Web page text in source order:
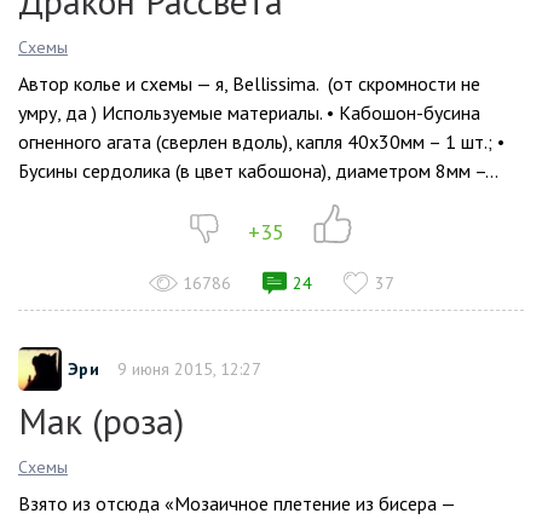
Схемы
Автор колье и схемы — я, Bellissima. (от скромности не
умру, да ) Используемые материалы. • Кабошон-бусина
огненного агата (сверлен вдоль), капля 40х30мм – 1 шт.; •
Бусины сердолика (в цвет кабошона), диаметром 8мм –...
+35
16786 24 37
Эри 9 июня 2015, 12:27
Мак (роза)
Схемы
Взято из отсюда «Мозаичное плетение из бисера —